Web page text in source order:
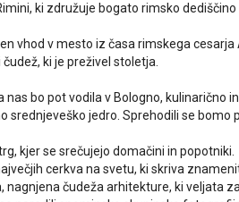
ki združuje bogato rimsko
vhod v mesto iz časa rimskega cesarja
ki je preživel stoletja.
nas bo pot vodila v Bologno, kulinarično
srednjeveško jedro. Sprehodili se
kjer se srečujejo domačini in popotniki.
cerkva na svetu, ki skriva
nagnjena čudeža arhitekture, ki veljata